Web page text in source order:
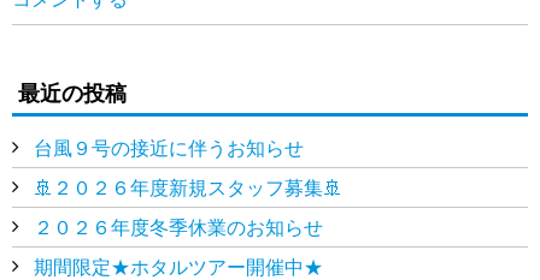
最近の投稿
台風９号の接近に伴うお知らせ
🚢２０２６年度新規スタッフ募集🚢
２０２６年度冬季休業のお知らせ
期間限定★ホタルツアー開催中★